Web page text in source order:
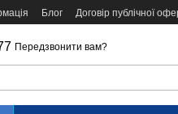
Блог Договір публічної
Передзвонити вам?